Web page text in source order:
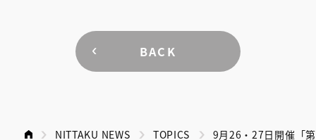
BACK
NITTAKU NEWS TOPICS 9月26・27日開催「